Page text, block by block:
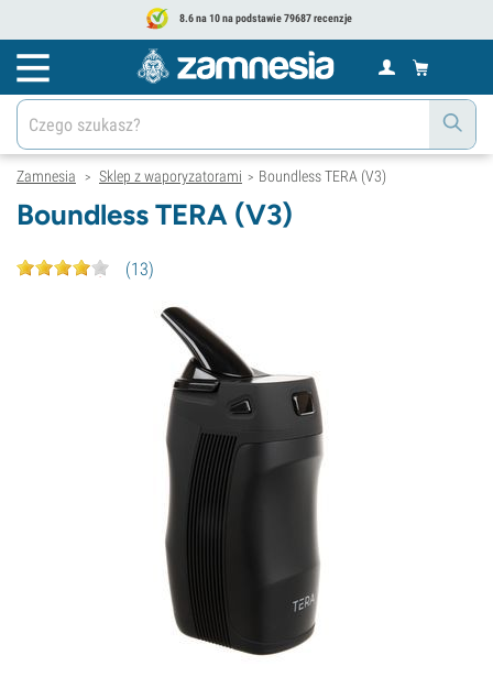
8.6 na 10 na podstawie 79687 recenzje
Zamnesia > Sklep z waporyzatorami > Boundless TERA (V3)
Boundless TERA (V3)
(13)